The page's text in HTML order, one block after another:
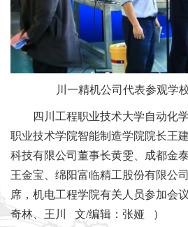
川一精机公司代表参观学
四川工程职业技术大学自动化
职业技术学院智能制造学院院长王
科技有限公司董事长黄雯、成都金
王金宝、绵阳富临精工股份有限公
席，机电工程学院有关人员参加会
奇林、王川 文/编辑： 张娅 ）